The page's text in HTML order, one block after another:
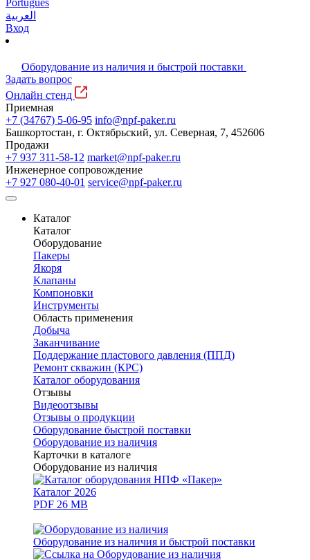
Português
العربية
Вход
Оборудование из наличия и быстрой поставки
Задать вопрос
Онлайн стенд
Приемная
+7 (34767) 5-06-95 info@npf-paker.ru
Башкортостан, г. Октябрьский, ул. Северная, 7, 452606
Продажи
+7 937 311-58-12 market@npf-paker.ru
Инженерное сопровождение
+7 927 080-40-01 service@npf-paker.ru
Каталог
Каталог
Оборудование
Пакеры
Якоря
Клапаны
Компоновки
Инструменты
Область применения
Добыча
Заканчивание
Поддержание пластового давления (ППД)
Ремонт скважин (КРС)
Каталог оборудования
Отзывы
Видеоотзывы
Отзывы о продукции
Оборудование быстрой поставки
Оборудование из наличия
Карточки в каталоге
Оборудование из наличия
Каталог 2026
PDF 26 MB
Оборудование из наличия и быстрой поставки